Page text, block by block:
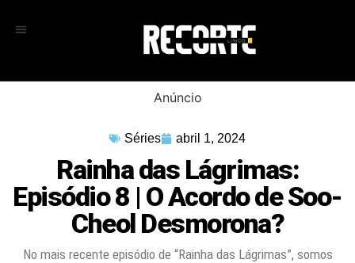
Anúncio
Séries abril 1, 2024
Rainha das Lágrimas:
Episódio 8 | O Acordo de Soo-
Cheol Desmorona?
No mais recente episódio de “Rainha das Lágrimas”, somos